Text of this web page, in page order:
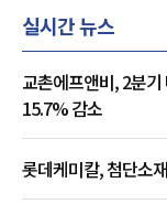
실시간 뉴스
교촌에프앤비, 2분
15.7% 감소
롯데케미칼, 첨단소